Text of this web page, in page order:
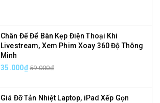
Chân Đế Để Bàn Kẹp Điện Thoại Khi
Livestream, Xem Phim Xoay 360 Độ Thông
Minh
35.000₫ 59.000₫
Giá Đỡ Tản Nhiệt Laptop, iPad Xếp Gọn